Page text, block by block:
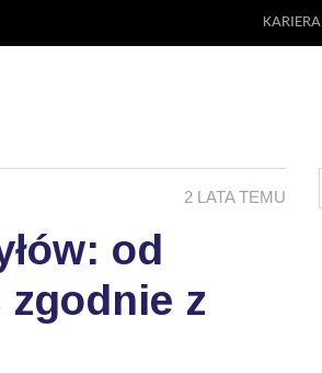
KARIERA
2 LATA TEMU
od
zgodnie z